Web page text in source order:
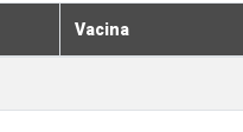
Vacina